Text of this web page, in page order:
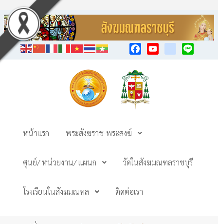
หน้าแรก พระสังฆราช-พระสงฆ์
ศูนย์/ หน่วยงาน/ แผนก วัดในสังฆมณฑลราชบุรี
โรงเรียนในสังฆมณฑล ติดต่อเรา